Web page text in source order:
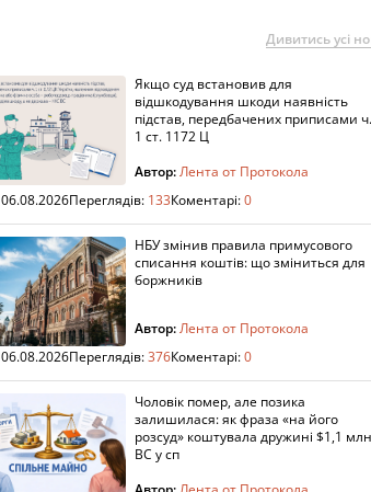
Дивитись усі
Якщо суд встановив для
відшкодування шкоди наявність
підстав, передбачених приписами ч.
1 ст. 1172 Ц
Автор:Лента от Протокола
06.08.2026Переглядів: 133Коментарі:0
НБУ змінив правила примусового
списання коштів: що зміниться для
боржників
Автор:Лента от Протокола
06.08.2026Переглядів:376Коментарі:0
Чоловік помер, але позика
залишилася: як фраза «на його
розсуд» коштувала дружині $1,1
ВС у сп